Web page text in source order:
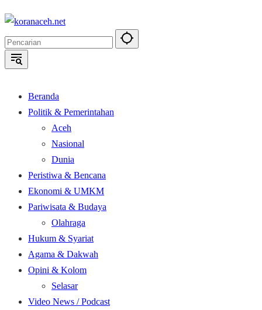
Langsung
konten
Beranda
Politik & Pemerintahan
Aceh
Nasional
Dunia
Peristiwa & Bencana
Ekonomi & UMKM
Pariwisata & Budaya
Olahraga
Hukum & Syariat
Agama & Dakwah
Opini & Kolom
Selasar
Video News / Podcast